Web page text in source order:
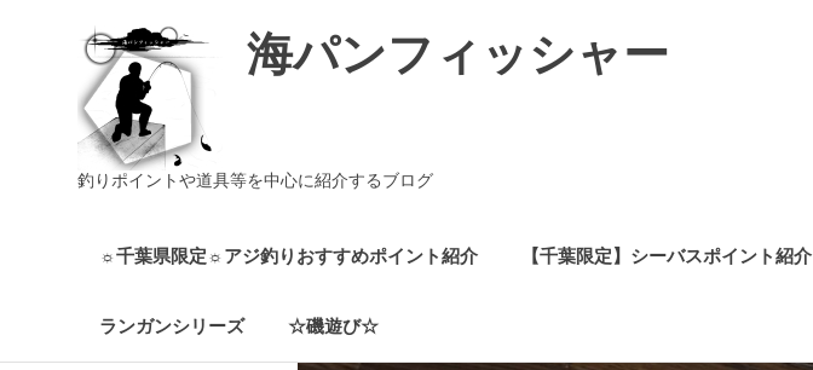
海パンフィッシャー
釣りポイントや道具等を中心に紹介するブログ
☼千葉県限定☼アジ釣りおすすめポイント紹介 【千葉限定】シーバスポイント紹介
ランガンシリーズ ☆磯遊び☆